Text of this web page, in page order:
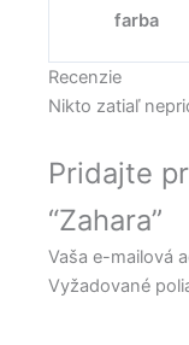
farba
Recenzie
Nikto zatiaľ
Pridajte
“Zahara”
Vaša e-mailová
Vyžadované